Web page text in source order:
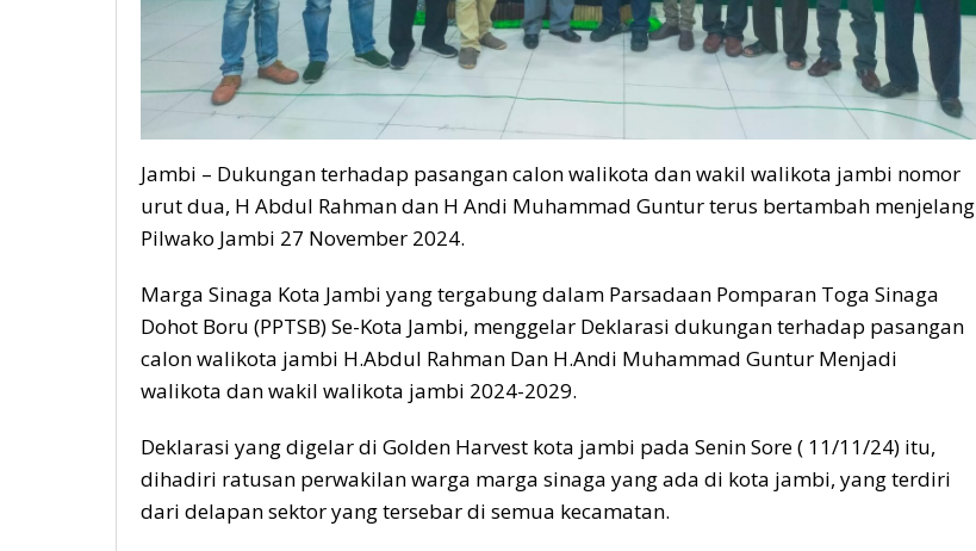
Jambi – Dukungan terhadap pasangan calon walikota dan wakil walikota jambi nomor
urut dua, H Abdul Rahman dan H Andi Muhammad Guntur terus bertambah menjelang
Pilwako Jambi 27 November 2024.
Marga Sinaga Kota Jambi yang tergabung dalam Parsadaan Pomparan Toga Sinaga
Dohot Boru (PPTSB) Se-Kota Jambi, menggelar Deklarasi dukungan terhadap pasangan
calon walikota jambi H.Abdul Rahman Dan H.Andi Muhammad Guntur Menjadi
walikota dan wakil walikota jambi 2024-2029.
Deklarasi yang digelar di Golden Harvest kota jambi pada Senin Sore ( 11/11/24) itu,
dihadiri ratusan perwakilan warga marga sinaga yang ada di kota jambi, yang terdiri
dari delapan sektor yang tersebar di semua kecamatan.